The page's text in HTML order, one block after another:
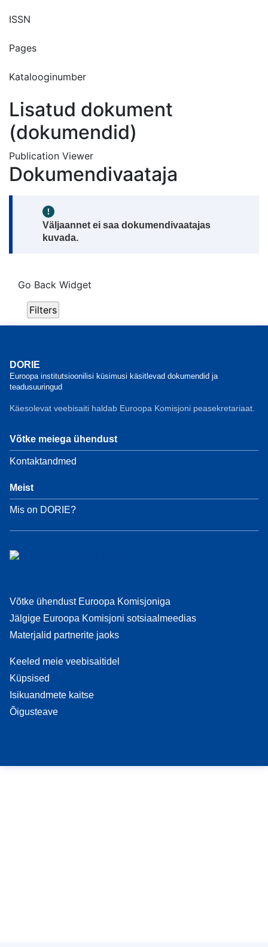
ISSN
Pages
Katalooginumber
Lisatud dokument
(dokumendid)
Publication Viewer
Dokumendivaataja
Note:
Väljaannet ei saa dokumendivaatajas
kuvada.
Go Back Widget
Filters
DORIE
Euroopa institutsioonilisi küsimusi käsitlevad dokumendid ja
teadusuuringud
Käesolevat veebisaiti haldab Euroopa Komisjoni peasekretariaat.
Võtke meiega ühendust
Kontaktandmed
Meist
Mis on DORIE?
Võtke ühendust Euroopa Komisjoniga
Jälgige Euroopa Komisjoni sotsiaalmeedias
Materjalid partnerite jaoks
Keeled meie veebisaitidel
Küpsised
Isikuandmete kaitse
Õigusteave